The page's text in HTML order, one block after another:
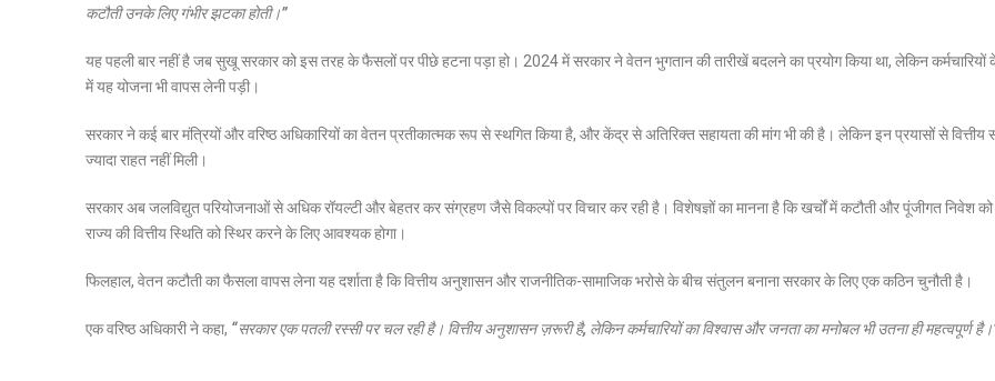
कटौती उनके लिए गंभीर झटका होती।”
यह पहली बार नहीं है जब सुखू सरकार को इस तरह के फैसलों पर पीछे हटना पड़ा हो। 2024 में सरकार ने वेतन भुगतान की तारीखें बदलने का प्रयोग किया था, लेकिन कर्मचारियों
में यह योजना भी वापस लेनी पड़ी।
सरकार ने कई बार मंत्रियों और वरिष्ठ अधिकारियों का वेतन प्रतीकात्मक रूप से स्थगित किया है, और केंद्र से अतिरिक्त सहायता की मांग भी की है। लेकिन इन प्रयासों से
ज्यादा राहत नहीं मिली।
सरकार अब जलविद्युत परियोजनाओं से अधिक रॉयल्टी और बेहतर कर संग्रहण जैसे विकल्पों पर विचार कर रही है। विशेषज्ञों का मानना है कि खर्चों में कटौती और पूंजीगत निवेश को
राज्य की वित्तीय स्थिति को स्थिर करने के लिए आवश्यक होगा।
फिलहाल, वेतन कटौती का फैसला वापस लेना यह दर्शाता है कि वित्तीय अनुशासन और राजनीतिक-सामाजिक भरोसे के बीच संतुलन बनाना सरकार के लिए एक कठिन चुनौती है।
एक वरिष्ठ अधिकारी ने कहा, “सरकार एक पतली रस्सी पर चल रही है। वित्तीय अनुशासन ज़रूरी है, लेकिन कर्मचारियों का विश्वास और जनता का मनोबल भी उतना ही महत्वपूर्ण